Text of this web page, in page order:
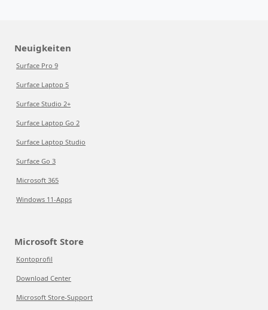
Neuigkeiten
Surface Pro 9
Surface Laptop 5
Surface Studio 2+
Surface Laptop Go 2
Surface Laptop Studio
Surface Go 3
Microsoft 365
Windows 11-Apps
Microsoft Store
Kontoprofil
Download Center
Microsoft Store-Support